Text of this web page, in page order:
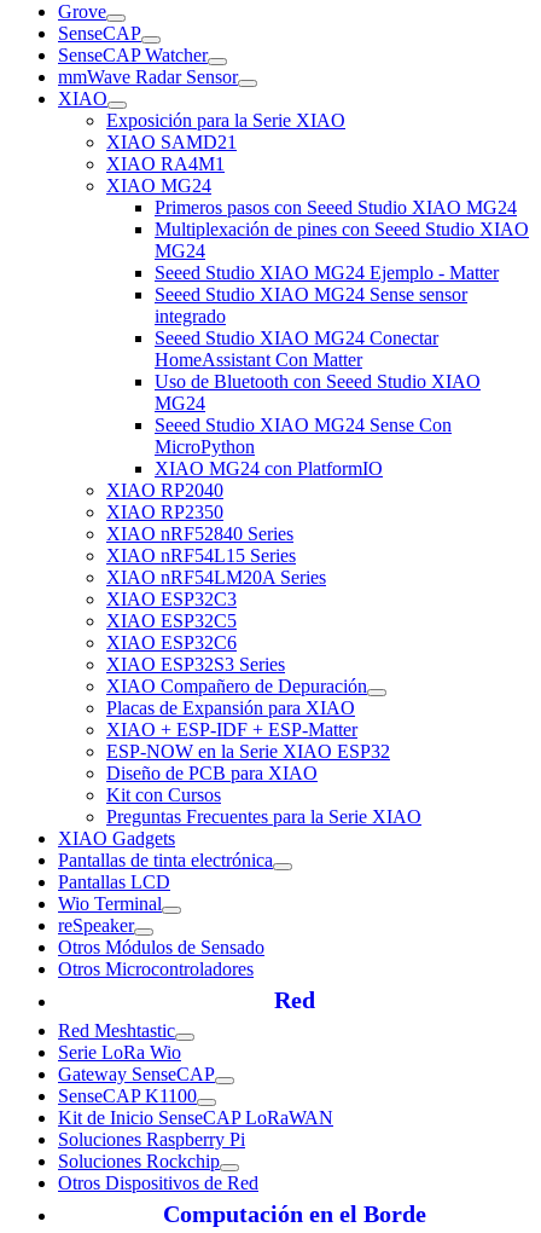
Grove
SenseCAP
SenseCAP Watcher
mmWave Radar Sensor
XIAO
Exposición para la Serie XIAO
XIAO SAMD21
XIAO RA4M1
XIAO MG24
Primeros pasos con Seeed Studio XIAO MG24
Multiplexación de pines con Seeed Studio XIAO
MG24
Seeed Studio XIAO MG24 Ejemplo - Matter
Seeed Studio XIAO MG24 Sense sensor
integrado
Seeed Studio XIAO MG24 Conectar
HomeAssistant Con Matter
Uso de Bluetooth con Seeed Studio XIAO
MG24
Seeed Studio XIAO MG24 Sense Con
MicroPython
XIAO MG24 con PlatformIO
XIAO RP2040
XIAO RP2350
XIAO nRF52840 Series
XIAO nRF54L15 Series
XIAO nRF54LM20A Series
XIAO ESP32C3
XIAO ESP32C5
XIAO ESP32C6
XIAO ESP32S3 Series
XIAO Compañero de Depuración
Placas de Expansión para XIAO
XIAO + ESP-IDF + ESP-Matter
ESP-NOW en la Serie XIAO ESP32
Diseño de PCB para XIAO
Kit con Cursos
Preguntas Frecuentes para la Serie XIAO
XIAO Gadgets
Pantallas de tinta electrónica
Pantallas LCD
Wio Terminal
reSpeaker
Otros Módulos de Sensado
Otros Microcontroladores
Red
Red Meshtastic
Serie LoRa Wio
Gateway SenseCAP
SenseCAP K1100
Kit de Inicio SenseCAP LoRaWAN
Soluciones Raspberry Pi
Soluciones Rockchip
Otros Dispositivos de Red
Computación en el Borde